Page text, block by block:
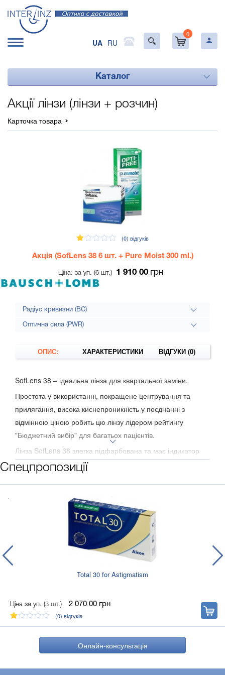
UA RU
0
Каталог
Акції лінзи (лінзи + розчин)
Карточка товара
(0) відгуків
Акція (SofLens 38 6 шт. + Pure Moist 300 ml.)
Ціна: за уп. (6 шт.) 1 910 00 грн
Радіус кривизни (BC)
Оптична сила (PWR)
ОПИС: ХАРАКТЕРИСТИКИ ВІДГУКИ (0)
SofLens 38 – ідеальна лінза для квартальної заміни.
Простота у використанні, покращене центрування та
прилягання, висока киснепроникність у поєднанні з
відмінною ціною робить цю лінзу лідером рейтингу
"Бюджетний вибір" для багатьох пацієнтів.
Лінза SofLens 38 злегка підфарбована та має індикатор
інверсії, що полегшує маніпуляції з нею.
Спецпропозиції
.
Total 30 for Astigmatism
Ціна за уп. (3 шт.) 2 070 00 грн
(0) відгуків
В
корзину
Онлайн-консультація